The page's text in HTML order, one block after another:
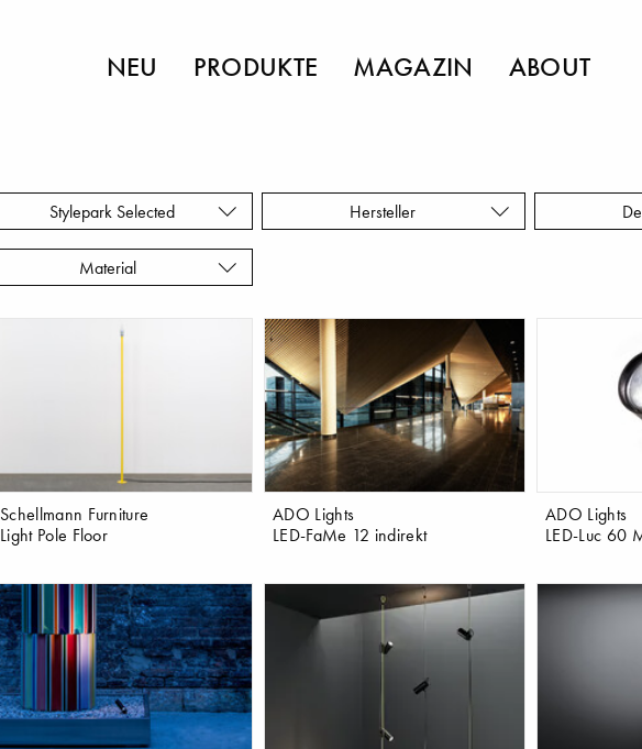
NEU PRODUKTE MAGAZIN ABOUT
Stylepark Selected Hersteller
Material
Schellmann Furniture
Light Pole Floor
ADO Lights
LED-FaMe 12 indirekt
ADO Lights
LED-Luc 60